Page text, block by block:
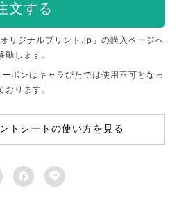
文する
リジナルプリント.jp」の購入ページへ
動します。
ーポンはキャラぴたでは使用不可となっ
おります。
トシートの使い方を見る
 